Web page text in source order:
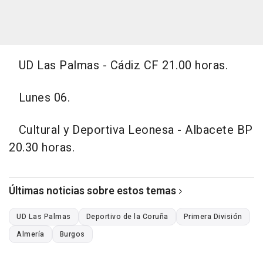
UD Las Palmas - Cádiz CF 21.00 horas.
Lunes 06.
Cultural y Deportiva Leonesa - Albacete BP
20.30 horas.
Últimas noticias sobre estos temas
UD Las Palmas Deportivo de la Coruña
Primera División
Almería
Burgos